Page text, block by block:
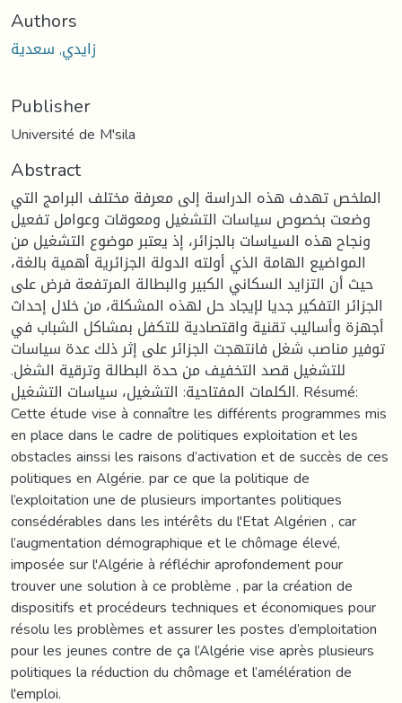
Authors
زايدي, سعدية
Publisher
Université de M'sila
Abstract
الملخص تهدف هذه الدراسة إلى معرفة مختلف البرامج التي
وضعت بخصوص سياسات التشغيل ومعوقات وعوامل تفعيل
ونجاح هذه السياسات بالجزائر، إذ يعتبر موضوع التشغيل من
المواضيع الهامة الذي أولته الدولة الجزائرية أهمية بالغة،
حيث أن التزايد السكاني الكبير والبطالة المرتفعة فرض على
الجزائر التفكير جديا لإيجاد حل لهذه المشكلة، من خلال إحداث
أجهزة وأساليب تقنية واقتصادية للتكفل بمشاكل الشباب في
توفير مناصب شغل فانتهجت الجزائر على إثر ذلك عدة سياسات
للتشغيل قصد التخفيف من حدة البطالة وترقية الشغل.
الكلمات المفتاحية: التشغيل، سياسات التشغيل. Résumé:
Cette étude vise à connaître les différents programmes mis
en place dans le cadre de politiques exploitation et les
obstacles ainssi les raisons d’activation et de succès de ces
politiques en Algérie. par ce que la politique de
l’exploitation une de plusieurs importantes politiques
consédérables dans les intérêts du l'Etat Algérien , car
l’augmentation démographique et le chômage élevé,
imposée sur l'Algérie à réfléchir aprofondement pour
trouver une solution à ce problème , par la création de
dispositifs et procédeurs techniques et économiques pour
résolu les problèmes et assurer les postes d’emploitation
pour les jeunes contre de ça l’Algérie vise après plusieurs
politiques la réduction du chômage et l’amélération de
l'emploi.